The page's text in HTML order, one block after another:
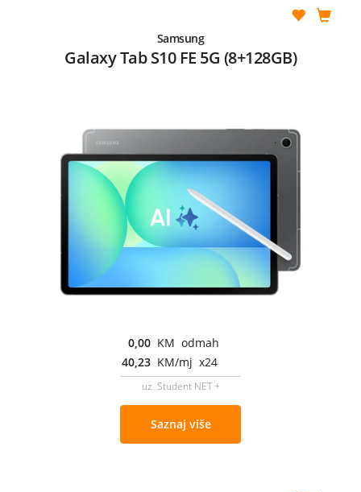
Samsung
Galaxy Tab S10 FE 5G (8+128GB)
0,00 KM odmah
40,23 KM/mj x24
uz Student NET +
Saznaj više